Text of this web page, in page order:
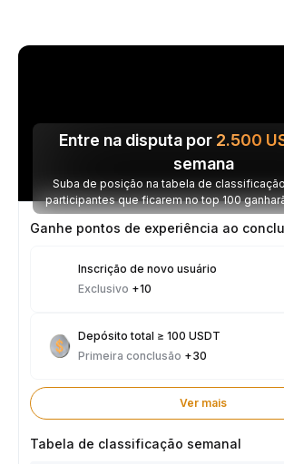
Entre na disputa por 2.500
semana
Suba de posição na tabela de
participantes que ficarem no top 100
prêmio de 2.500 USDT toda
Ganhe pontos de experiência ao
Inscrição de novo usuário
Exclusivo +10
Depósito total ≥ 100 USDT
Primeira conclusão +30
Ver mais
Tabela de classificação semanal